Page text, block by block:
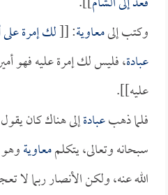
وكتب إلىمعاوية: [[لك إمرة
عبادة، فليس لك إمرة عليه فهو
عليه]].
فلما ذهبعبادةإلى هناك كان
سبحانه وتعالى، يتكلممعاوية
الله عنه، ولكن الأنصار ربما لا